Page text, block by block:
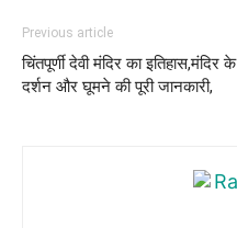
Previous article
चिंतपूर्णी देवी मंदिर का इतिहास,मंदिर के
दर्शन और घूमने की पूरी जानकारी,